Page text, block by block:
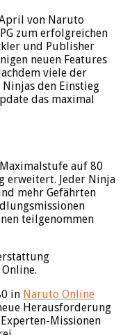
von Naruto
zum erfolgreichen
und Publisher
neuen Features
viele der
den Einstieg
das maximal
auf 80
erweitert. Jeder Ninja
mehr Gefährten
teilgenommen
in Naruto Online
Herausforderung
Missionen